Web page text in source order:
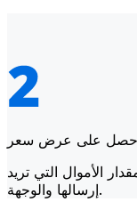
على عرض سعر
الأموال التي تريد
إرسالها والوجهة.